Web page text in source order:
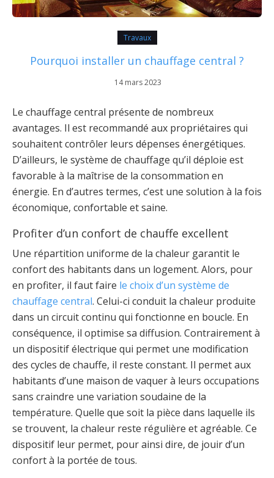
Travaux
Pourquoi installer un chauffage central ?
14 mars 2023
Le chauffage central présente de nombreux
avantages. Il est recommandé aux propriétaires qui
souhaitent contrôler leurs dépenses énergétiques.
D’ailleurs, le système de chauffage qu’il déploie est
favorable à la maîtrise de la consommation en
énergie. En d’autres termes, c’est une solution à la fois
économique, confortable et saine.
Profiter d’un confort de chauffe excellent
Une répartition uniforme de la chaleur garantit le
confort des habitants dans un logement. Alors, pour
en profiter, il faut faire le choix d’un système de
chauffage central. Celui-ci conduit la chaleur produite
dans un circuit continu qui fonctionne en boucle. En
conséquence, il optimise sa diffusion. Contrairement à
un dispositif électrique qui permet une modification
des cycles de chauffe, il reste constant. Il permet aux
habitants d’une maison de vaquer à leurs occupations
sans craindre une variation soudaine de la
température. Quelle que soit la pièce dans laquelle ils
se trouvent, la chaleur reste régulière et agréable. Ce
dispositif leur permet, pour ainsi dire, de jouir d’un
confort à la portée de tous.